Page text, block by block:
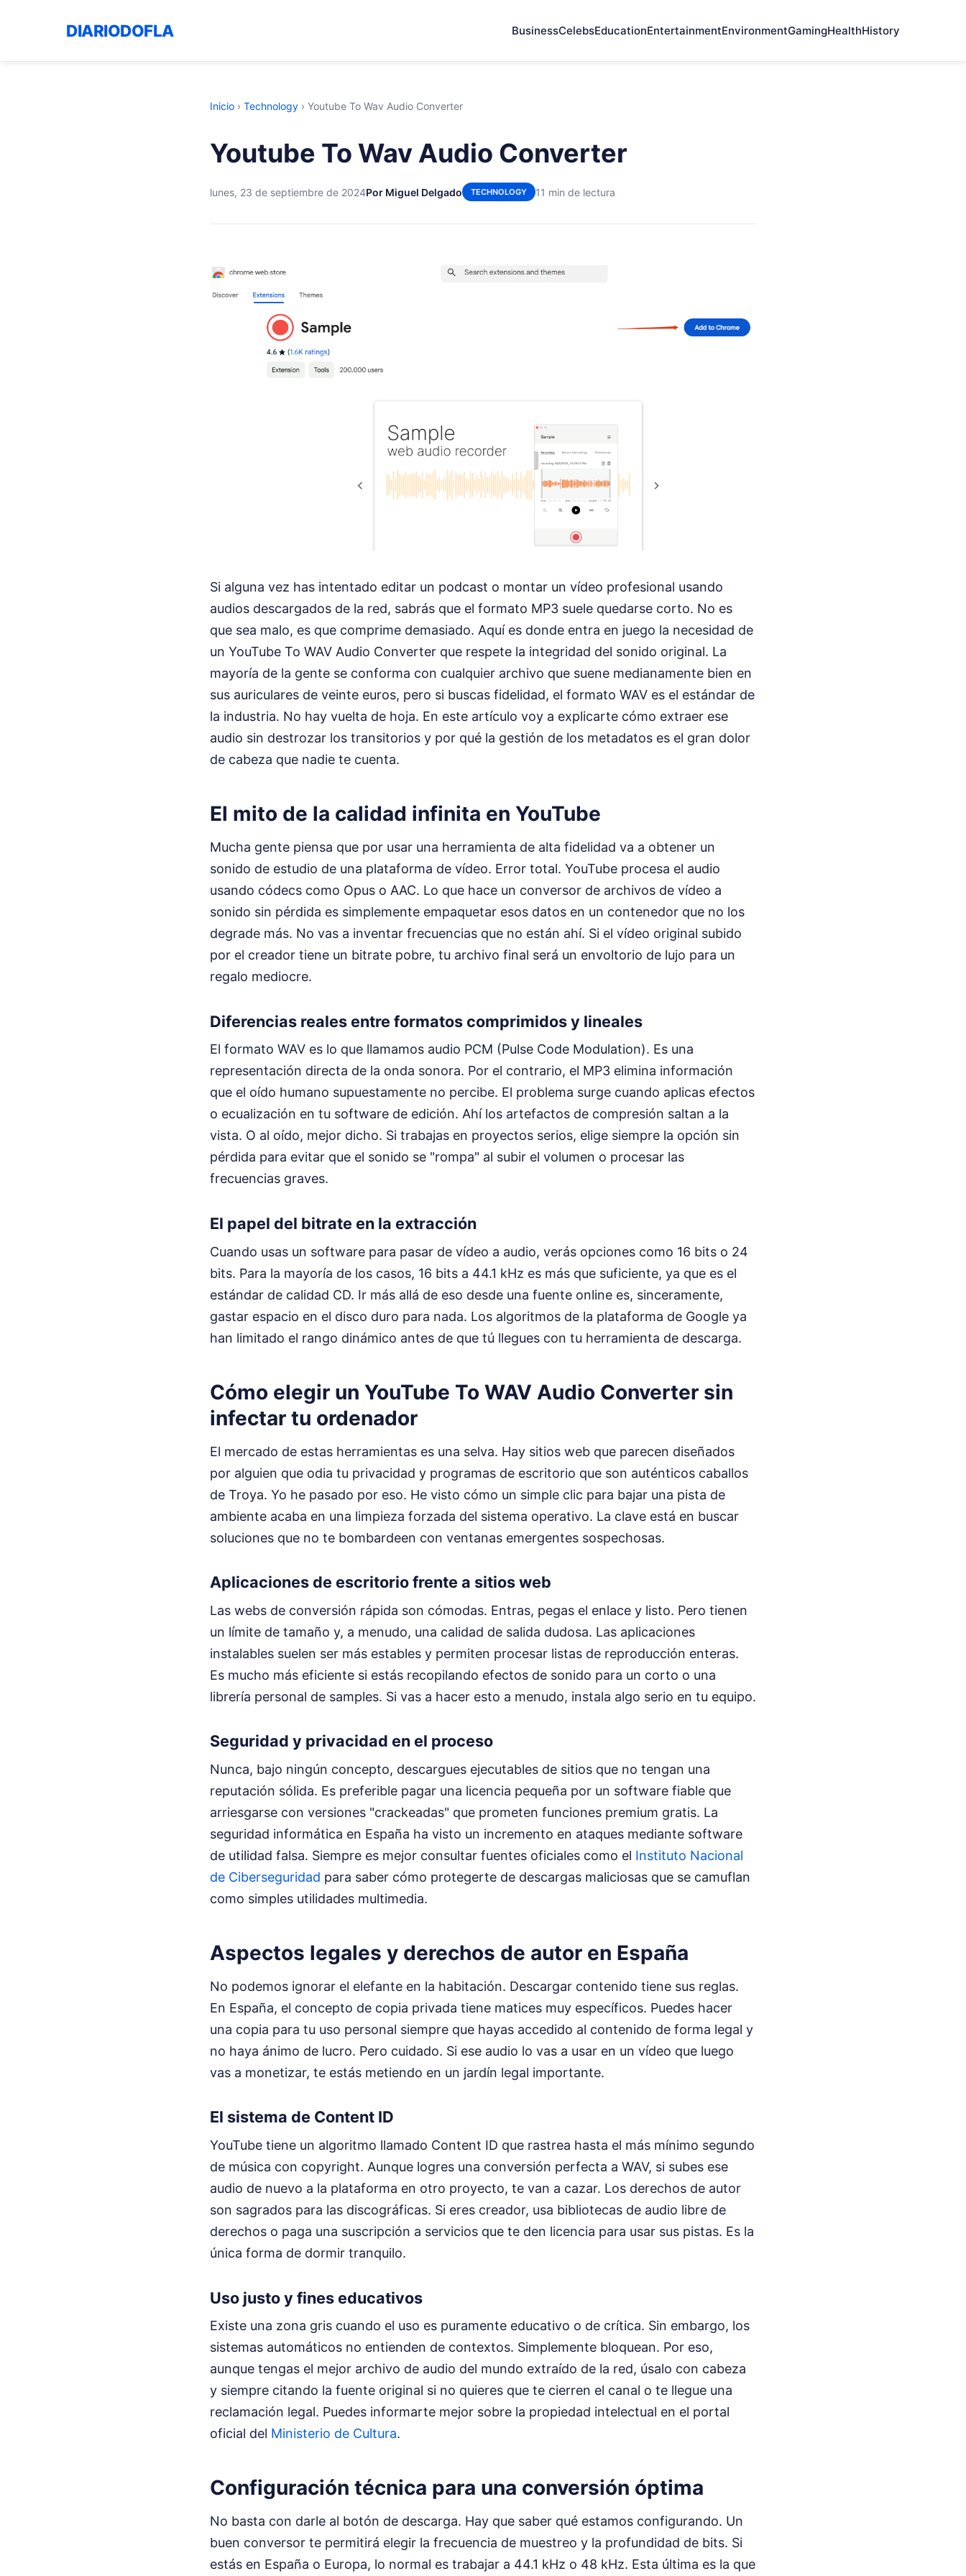
DIARIODOFLA BusinessCelebsEducationEntertainmentEnvironmentGamingHealthHistory
Inicio › Technology › Youtube To Wav Audio Converter
Youtube To Wav Audio Converter
lunes, 23 de septiembre de 2024Por Miguel Delgado TECHNOLOGY 11 min de lectura
Si alguna vez has intentado editar un podcast o montar un vídeo profesional usando
audios descargados de la red, sabrás que el formato MP3 suele quedarse corto. No es
que sea malo, es que comprime demasiado. Aquí es donde entra en juego la necesidad de
un YouTube To WAV Audio Converter que respete la integridad del sonido original. La
mayoría de la gente se conforma con cualquier archivo que suene medianamente bien en
sus auriculares de veinte euros, pero si buscas fidelidad, el formato WAV es el estándar de
la industria. No hay vuelta de hoja. En este artículo voy a explicarte cómo extraer ese
audio sin destrozar los transitorios y por qué la gestión de los metadatos es el gran dolor
de cabeza que nadie te cuenta.
El mito de la calidad infinita en YouTube
Mucha gente piensa que por usar una herramienta de alta fidelidad va a obtener un
sonido de estudio de una plataforma de vídeo. Error total. YouTube procesa el audio
usando códecs como Opus o AAC. Lo que hace un conversor de archivos de vídeo a
sonido sin pérdida es simplemente empaquetar esos datos en un contenedor que no los
degrade más. No vas a inventar frecuencias que no están ahí. Si el vídeo original subido
por el creador tiene un bitrate pobre, tu archivo final será un envoltorio de lujo para un
regalo mediocre.
Diferencias reales entre formatos comprimidos y lineales
El formato WAV es lo que llamamos audio PCM (Pulse Code Modulation). Es una
representación directa de la onda sonora. Por el contrario, el MP3 elimina información
que el oído humano supuestamente no percibe. El problema surge cuando aplicas efectos
o ecualización en tu software de edición. Ahí los artefactos de compresión saltan a la
vista. O al oído, mejor dicho. Si trabajas en proyectos serios, elige siempre la opción sin
pérdida para evitar que el sonido se "rompa" al subir el volumen o procesar las
frecuencias graves.
El papel del bitrate en la extracción
Cuando usas un software para pasar de vídeo a audio, verás opciones como 16 bits o 24
bits. Para la mayoría de los casos, 16 bits a 44.1 kHz es más que suficiente, ya que es el
estándar de calidad CD. Ir más allá de eso desde una fuente online es, sinceramente,
gastar espacio en el disco duro para nada. Los algoritmos de la plataforma de Google ya
han limitado el rango dinámico antes de que tú llegues con tu herramienta de descarga.
Cómo elegir un YouTube To WAV Audio Converter sin
infectar tu ordenador
El mercado de estas herramientas es una selva. Hay sitios web que parecen diseñados
por alguien que odia tu privacidad y programas de escritorio que son auténticos caballos
de Troya. Yo he pasado por eso. He visto cómo un simple clic para bajar una pista de
ambiente acaba en una limpieza forzada del sistema operativo. La clave está en buscar
soluciones que no te bombardeen con ventanas emergentes sospechosas.
Aplicaciones de escritorio frente a sitios web
Las webs de conversión rápida son cómodas. Entras, pegas el enlace y listo. Pero tienen
un límite de tamaño y, a menudo, una calidad de salida dudosa. Las aplicaciones
instalables suelen ser más estables y permiten procesar listas de reproducción enteras.
Es mucho más eficiente si estás recopilando efectos de sonido para un corto o una
librería personal de samples. Si vas a hacer esto a menudo, instala algo serio en tu equipo.
Seguridad y privacidad en el proceso
Nunca, bajo ningún concepto, descargues ejecutables de sitios que no tengan una
reputación sólida. Es preferible pagar una licencia pequeña por un software fiable que
arriesgarse con versiones "crackeadas" que prometen funciones premium gratis. La
seguridad informática en España ha visto un incremento en ataques mediante software
de utilidad falsa. Siempre es mejor consultar fuentes oficiales como el Instituto Nacional
de Ciberseguridad para saber cómo protegerte de descargas maliciosas que se camuflan
como simples utilidades multimedia.
Aspectos legales y derechos de autor en España
No podemos ignorar el elefante en la habitación. Descargar contenido tiene sus reglas.
En España, el concepto de copia privada tiene matices muy específicos. Puedes hacer
una copia para tu uso personal siempre que hayas accedido al contenido de forma legal y
no haya ánimo de lucro. Pero cuidado. Si ese audio lo vas a usar en un vídeo que luego
vas a monetizar, te estás metiendo en un jardín legal importante.
El sistema de Content ID
YouTube tiene un algoritmo llamado Content ID que rastrea hasta el más mínimo segundo
de música con copyright. Aunque logres una conversión perfecta a WAV, si subes ese
audio de nuevo a la plataforma en otro proyecto, te van a cazar. Los derechos de autor
son sagrados para las discográficas. Si eres creador, usa bibliotecas de audio libre de
derechos o paga una suscripción a servicios que te den licencia para usar sus pistas. Es la
única forma de dormir tranquilo.
Uso justo y fines educativos
Existe una zona gris cuando el uso es puramente educativo o de crítica. Sin embargo, los
sistemas automáticos no entienden de contextos. Simplemente bloquean. Por eso,
aunque tengas el mejor archivo de audio del mundo extraído de la red, úsalo con cabeza
y siempre citando la fuente original si no quieres que te cierren el canal o te llegue una
reclamación legal. Puedes informarte mejor sobre la propiedad intelectual en el portal
oficial del Ministerio de Cultura.
Configuración técnica para una conversión óptima
No basta con darle al botón de descarga. Hay que saber qué estamos configurando. Un
buen conversor te permitirá elegir la frecuencia de muestreo y la profundidad de bits. Si
estás en España o Europa, lo normal es trabajar a 44.1 kHz o 48 kHz. Esta última es la que